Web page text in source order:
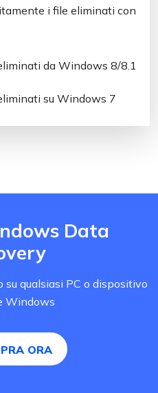
i file eliminati con
da Windows 8/8.1
su Windows 7
Data
su qualsiasi PC o dispositivo
Windows
ORA